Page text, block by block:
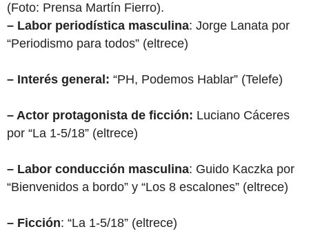
(Foto: Prensa Martín Fierro).
– Labor periodística masculina: Jorge Lanata por
“Periodismo para todos” (eltrece)
– Interés general: “PH, Podemos Hablar” (Telefe)
– Actor protagonista de ficción: Luciano Cáceres
por “La 1-5/18” (eltrece)
– Labor conducción masculina: Guido Kaczka por
“Bienvenidos a bordo” y “Los 8 escalones” (eltrece)
– Ficción: “La 1-5/18” (eltrece)